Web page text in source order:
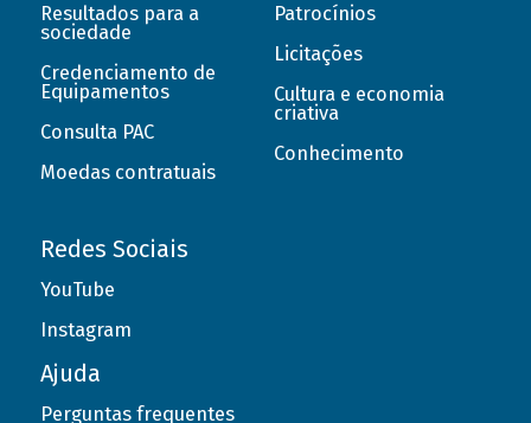
Resultados para a
sociedade
Credenciamento de
Equipamentos
Consulta PAC
Moedas contratuais
Patrocínios
Licitações
Cultura e economia
criativa
Conhecimento
Redes Sociais
YouTube
Instagram
Ajuda
Perguntas frequentes